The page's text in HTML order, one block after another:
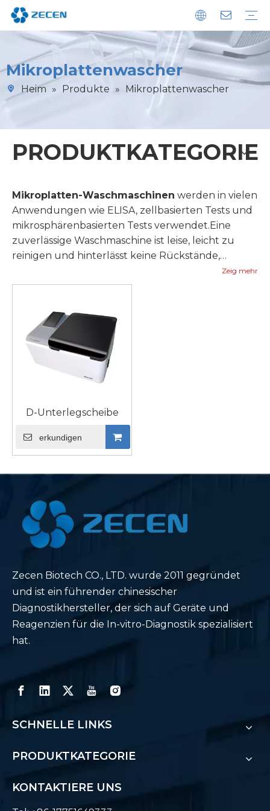
Mikroplattenwascher
Heim » Produkte » Mikroplattenwascher
PRODUKTKATEGORIE
Mikroplatten-Waschmaschinen werden in vielen
Anwendungen wie ELISA, zellbasierten Tests und
mikrosphärenbasierten Tests verwendet.Eine
zuverlässige Waschmaschine ist leise, leicht zu
reinigen und hinterlässt keine Rückstände,
wodurch Verunreinigungen verhindert und
Hintergrundgeräusche reduziert
Vollplattenwascher und kombinierte Wasch-
Spender-Geräte.Suchen Sie nach einer
Waschmaschine, die eine Vielzahl von
Plattentypen verarbeiten kann, einschließlich
Deep-Well-Platten und 96-Platten.Zu den
Not-Aus gehören.Einige Labore erfordern
möglicherweise eine Reinigung für
biomagnetische Trennungs- und
Vakuumfiltrationstests.Für eine Vielzahl von
Zeig mehr
D-Unterlegscheibe
erkundigen
Zecen Biotech CO., LTD. wurde 2011 gegründet
und ist ein führender chinesischer
Diagnostikhersteller, der sich auf Geräte und
Reagenzien für die In-vitro-Diagnostik spezialisiert
hat.
SCHNELLE LINKS
PRODUKTKATEGORIE
KONTAKTIERE UNS